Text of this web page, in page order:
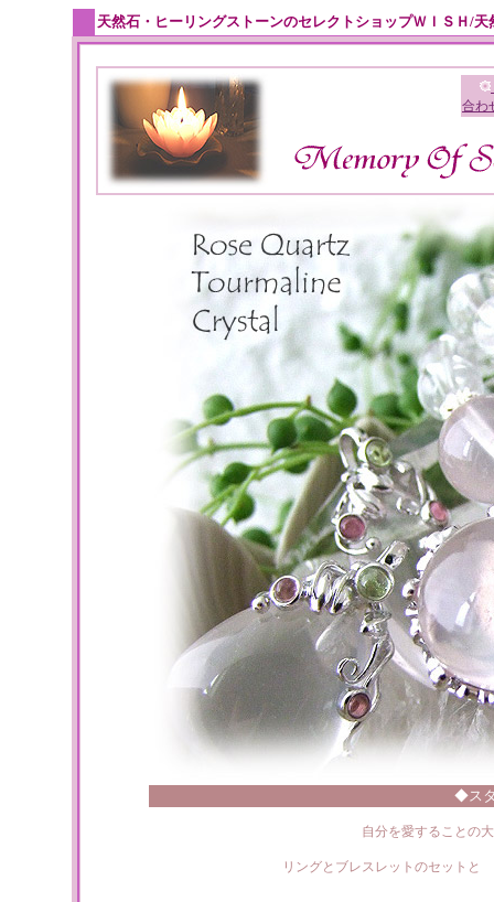
天然石・ヒーリングストーンのセレクトショップＷＩＳＨ/
合わ
◆ス
自分を愛することの
リングとブレスレットのセットと